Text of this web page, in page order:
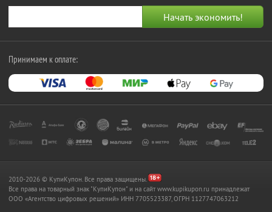
Принимаем к оплате:
2010-2026 © КупиКупон. Все права защищены.
Все права на товарный знак "КупиКупон" и на сайт www.kupikupon.ru принадлежат
OOO «Агентство цифровых решений» ИНН 7705523387, ОГРН 1127747063212